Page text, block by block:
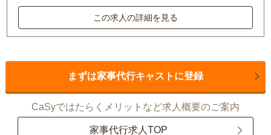
この求人の詳細を見る
まずは家事代行キャストに登録
CaSyではたらくメリットなど求人概要のご案内
家事代行求人TOP